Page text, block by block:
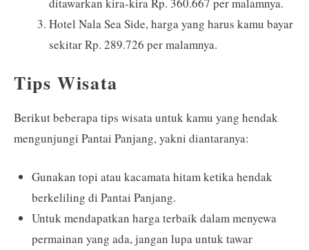
Hotel Nala Sea Side, harga yang harus kamu bayar
sekitar Rp. 289.726 per malamnya.
Tips Wisata
Berikut beberapa tips wisata untuk kamu yang hendak
mengunjungi Pantai Panjang, yakni diantaranya:
Gunakan topi atau kacamata hitam ketika hendak
berkeliling di Pantai Panjang.
Untuk mendapatkan harga terbaik dalam menyewa
permainan yang ada, jangan lupa untuk tawar